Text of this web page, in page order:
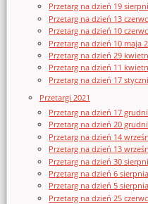
Przetarg na dzień 19
Przetarg na dzień 13
Przetarg na dzień 10
Przetarg na dzień 10 maja
Przetarg na dzień 29
Przetarg na dzień 11
Przetarg na dzień 17
Przetargi 2021
Przetarg na dzień 17
Przetarg na dzień 20
Przetarg na dzień 14
Przetarg na dzień 13
Przetarg na dzień 30
Przetarg na dzień 6
Przetarg na dzień 5
Przetarg na dzień 25